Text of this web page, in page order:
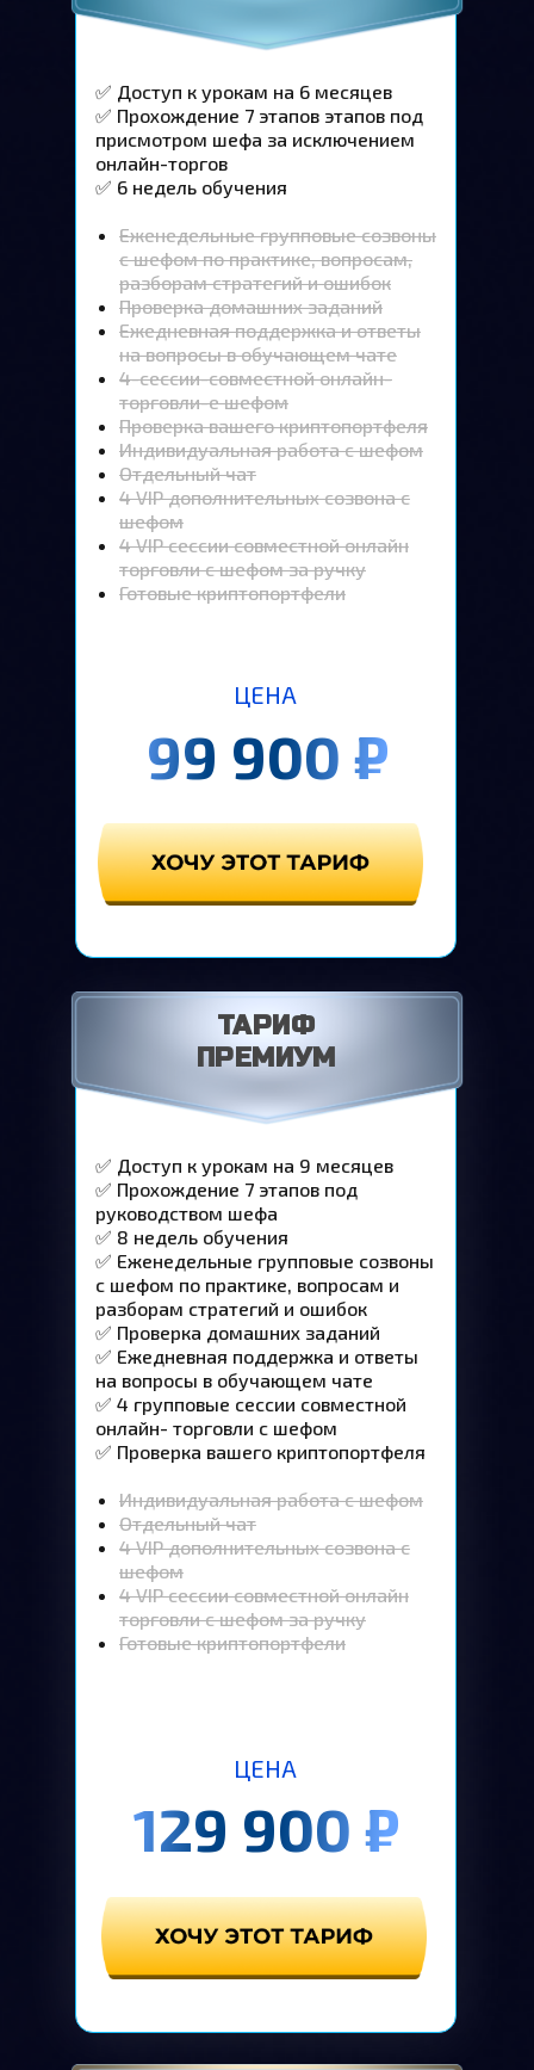
✅ Доступ к урокам на 6 месяцев
✅ Прохождение 7 этапов этапов под
присмотром шефа за исключением
онлайн-торгов
✅ 6 недель обучения
Еженедельные групповые созвоны
с шефом по практике, вопросам,
разборам стратегий и ошибок
Проверка домашних заданий
Ежедневная поддержка и ответы
на вопросы в обучающем чате
4-сессии-совмеєтной онлайн-
торговли-е шефом
Проверка вашего криптопортфеля
Индивидуальная работа с шефом
Отдельный чат
4 VIP дополнительных созвона с
шефом
4 VIP cессии совместной онлайн
торговли с шефом за ручку
Готовые криптопортфели
99 900 ₽
ЦЕНА
ТАРИФ
ПРЕМИУМ
✅ Доступ к урокам на 9 месяцев
✅ Прохождение 7 этапов под
руководством шефа
✅ 8 недель обучения
✅ Еженедельные групповые созвоны
с шефом по практике, вопросам и
разборам стратегий и ошибок
✅ Проверка домашних заданий
✅ Ежедневная поддержка и ответы
на вопросы в обучающем чате
✅ 4 групповые сессии совместной
онлайн- торговли с шефом
✅ Проверка вашего криптопортфеля
Индивидуальная работа с шефом
Отдельный чат
4 VIP дополнительных созвона с
шефом
4 VIP cессии совместной онлайн
торговли с шефом за ручку
Готовые криптопортфели
129 900 ₽
ЦЕНА